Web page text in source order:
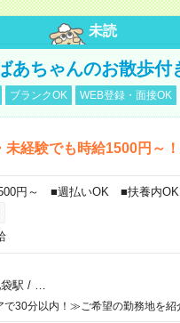
未読
あちゃんのお散歩
ブランクOK WEB登録・面接OK
経験でも時給1500円～！
円～ ■週払いOK ■扶養内
駅 /
30分以内！≫ご希望の勤務地を紹